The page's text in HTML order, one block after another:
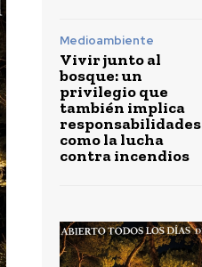
Medioambiente
Vivir junto al
bosque: un
privilegio que
también implica
responsabilidades
como la lucha
contra incendios